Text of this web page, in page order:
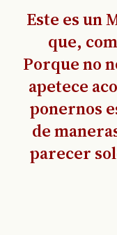
Este es un
que,
Porque no
apetece
ponernos
de
parecer